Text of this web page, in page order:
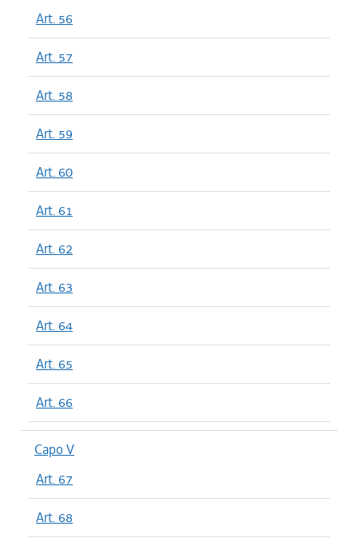
Art. 56
Art. 57
Art. 58
Art. 59
Art. 60
Art. 61
Art. 62
Art. 63
Art. 64
Art. 65
Art. 66
Capo V
Art. 67
Art. 68